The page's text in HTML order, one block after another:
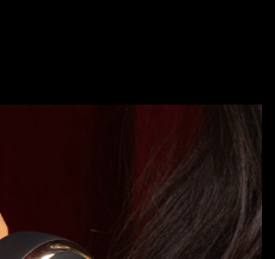
Tahmini teslim tarihi29/1/2026
30/1/2026
Tahmini teslim tarihi 3/2/2026